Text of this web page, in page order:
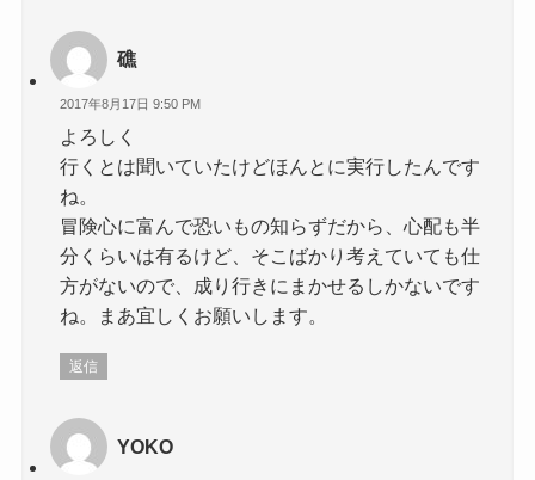
礁
2017年8月17日 9:50 PM
よろしく
行くとは聞いていたけどほんとに実行したんです
ね。
冒険心に富んで恐いもの知らずだから、心配も半
分くらいは有るけど、そこばかり考えていても仕
方がないので、成り行きにまかせるしかないです
ね。まあ宜しくお願いします。
返信
YOKO